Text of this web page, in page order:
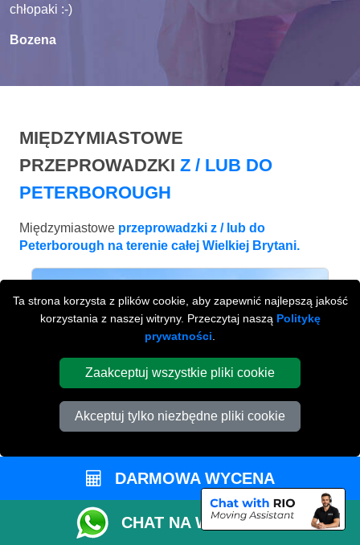
Ta strona korzysta z plików cookie, aby zapewnić najlepszą jakość
korzystania z naszej witryny. Przeczytaj naszą Politykę
prywatności
Zaakceptuj wszystkie pliki cookie
Akceptuj tylko niezbędne pliki cookie
chłopaki :-)
Bozena
MIĘDZYMIASTOWE
PRZEPROWADZKI Z / LUB DO
PETERBOROUGH
Międzymiastowe przeprowadzki z / lub do
Peterborough na terenie całej Wielkiej Brytani.
LEEDS
DARMOWA WYCENA
CHAT NA WHATSAPP